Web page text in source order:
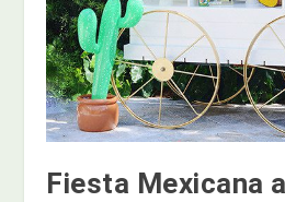
Fiesta Mexicana